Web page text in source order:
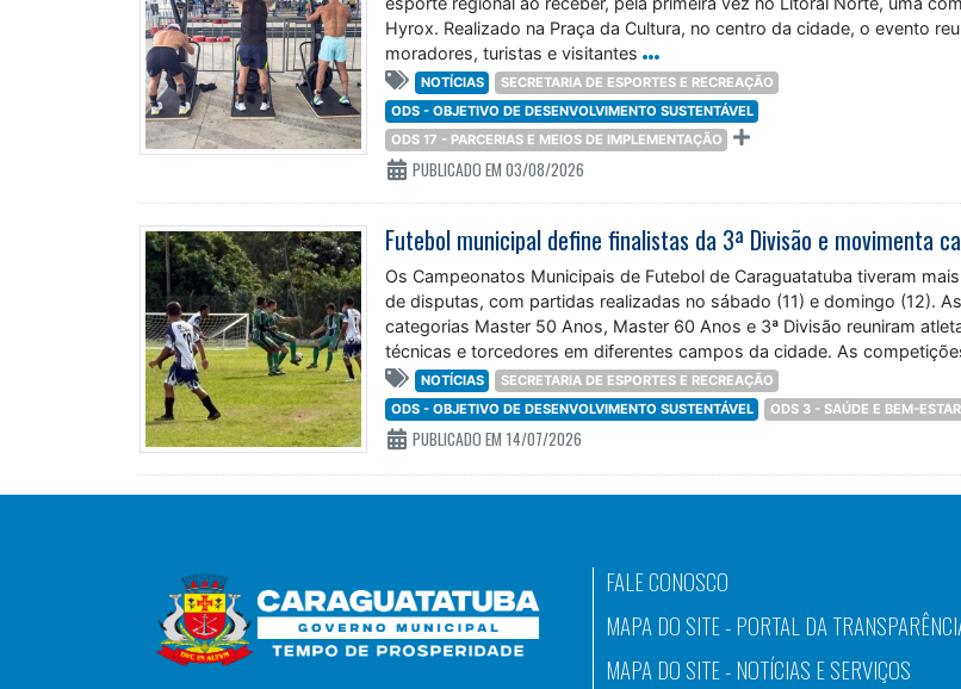
Hyrox. Realizado na Praça da Cultura, no centro da cidade, o evento
moradores, turistas e visitantes
NOTÍCIAS
SECRETARIA DE ESPORTES E RECREAÇÃO
ODS - OBJETIVO DE DESENVOLVIMENTO SUSTENTÁVEL
ODS 17 - PARCERIAS E MEIOS DE IMPLEMENTAÇÃO
PUBLICADO EM 03/08/2026
Os Campeonatos Municipais de Futebol de Caraguatatuba tiveram mais
de disputas, com partidas realizadas no sábado (11) e domingo (12).
categorias Master 50 Anos, Master 60 Anos e 3ª Divisão reuniram
técnicas e torcedores em diferentes campos da cidade. As
NOTÍCIAS
SECRETARIA DE ESPORTES E RECREAÇÃO
ODS - OBJETIVO DE DESENVOLVIMENTO SUSTENTÁVEL
ODS 3 - SAÚDE E BEM-ESTAR
PUBLICADO EM 14/07/2026
FALE CONOSCO
MAPA DO SITE - PORTAL DA
MAPA DO SITE - NOTÍCIAS E SERVIÇOS